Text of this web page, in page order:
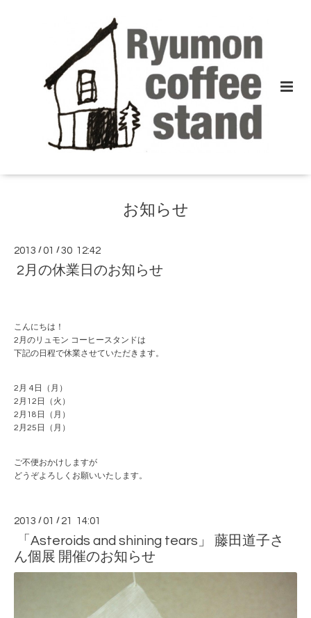
お知らせ
2013 /01 /30 12:42
2月の休業日のお知らせ
こんにちは！
2月のリュモン コーヒースタンドは
下記の日程で休業させていただきます。
2月 4日（月）
2月12日（火）
2月18日（月）
2月25日（月）
ご不便おかけしますが
どうぞよろしくお願いいたします。
2013 /01 / 21 14:01
「Asteroids and shining tears」 藤田道子さ
ん個展 開催のお知らせ